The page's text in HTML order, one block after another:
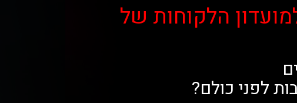
הלקוחות של
לפני כולם?